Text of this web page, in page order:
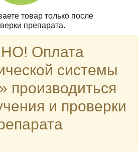
товар только после
препарата.
Оплата
системы
производиться
и проверки